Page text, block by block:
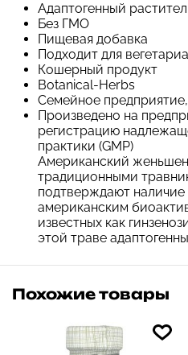
Адаптогенный
Без ГМО
Пищевая добавка
Подходит для
Кошерный продукт
Botanical-Herbs
Семейное
Произведено на
регистрацию
практики (GMP)
Американский
традиционными
подтверждают
американским
известных как
этой траве
Похожие товары